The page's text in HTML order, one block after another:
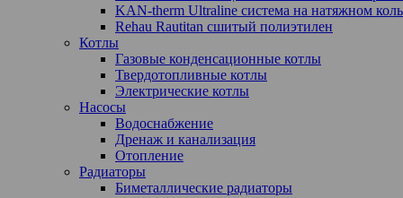
KAN-therm Ultraline система на натяжном
Rehau Rautitan сшитый полиэтилен
Котлы
Газовые конденсационные котлы
Твердотопливные котлы
Электрические котлы
Насосы
Водоснабжение
Дренаж и канализация
Отопление
Радиаторы
Биметаллические радиаторы